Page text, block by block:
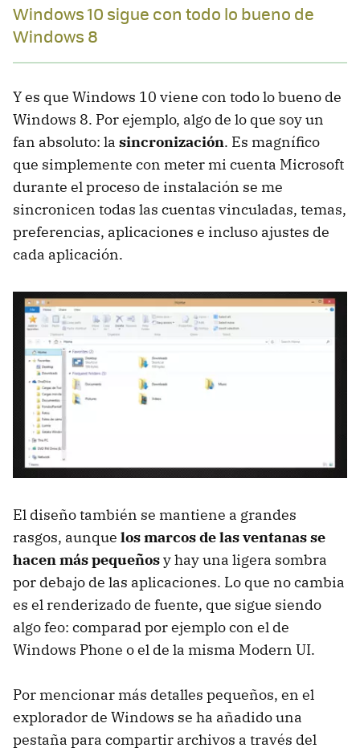
Windows 10 sigue con todo lo bueno de
Windows 8
Y es que Windows 10 viene con todo lo bueno de
Windows 8. Por ejemplo, algo de lo que soy un
fan absoluto: la sincronización. Es magnífico
que simplemente con meter mi cuenta Microsoft
durante el proceso de instalación se me
sincronicen todas las cuentas vinculadas, temas,
preferencias, aplicaciones e incluso ajustes de
cada aplicación.
El diseño también se mantiene a grandes
rasgos, aunque los marcos de las ventanas se
hacen más pequeñosy hay una ligera sombra
por debajo de las aplicaciones. Lo que no cambia
es el renderizado de fuente, que sigue siendo
algo feo: comparad por ejemplo con el de
Windows Phone o el de la misma Modern UI.
Por mencionar más detalles pequeños, en el
explorador de Windows se ha añadido una
pestaña para compartir archivos a través del